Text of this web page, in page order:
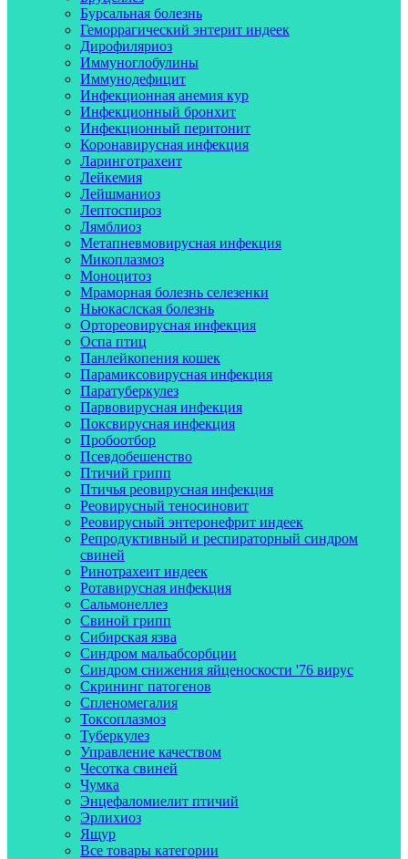
Бурсальная болезнь
Геморрагический энтерит индеек
Дирофиляриоз
Иммуноглобулины
Иммунодефицит
Инфекционная анемия кур
Инфекционный бронхит
Инфекционный перитонит
Коронавирусная инфекция
Ларинготрахеит
Лейкемия
Лейшманиоз
Лептоспироз
Лямблиоз
Метапневмовирусная инфекция
Микоплазмоз
Моноцитоз
Мраморная болезнь селезенки
Ньюкаслская болезнь
Ортореовирусная инфекция
Оспа птиц
Панлейкопения кошек
Парамиксовирусная инфекция
Паратуберкулез
Парвовирусная инфекция
Поксвирусная инфекция
Пробоотбор
Псевдобешенство
Птичий грипп
Птичья реовирусная инфекция
Реовирусный теносиновит
Реовирусный энтеронефрит индеек
Репродуктивный и респираторный синдром
свиней
Ринотрахеит индеек
Ротавирусная инфекция
Сальмонеллез
Свиной грипп
Сибирская язва
Синдром мальабсорбции
Синдром снижения яйценоскости '76 вирус
Скрининг патогенов
Спленомегалия
Токсоплазмоз
Туберкулез
Управление качеством
Чесотка свиней
Чумка
Энцефаломиелит птичий
Эрлихиоз
Ящур
Все товары категории